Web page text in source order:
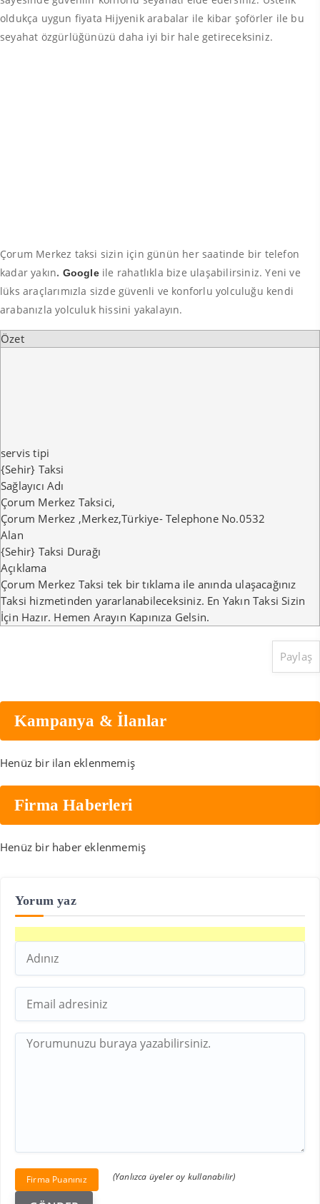
oldukça uygun fiyata Hijyenik arabalar ile kibar şoförler ile bu
seyahat özgürlüğünüzü daha iyi bir hale getireceksiniz.
Çorum Merkez taksi sizin için günün her saatinde bir telefon
kadar yakın. Google ile rahatlıkla bize ulaşabilirsiniz. Yeni ve
lüks araçlarımızla sizde güvenli ve konforlu yolculuğu kendi
arabanızla yolculuk hissini yakalayın.
Özet
servis tipi
{Sehir} Taksi
Sağlayıcı Adı
Çorum Merkez Taksici,
Çorum Merkez ,Merkez,Türkiye-Telephone No.0532
Alan
{Sehir} Taksi Durağı
Açıklama
Çorum Merkez Taksi tek bir tıklama ile anında ulaşacağınız
Taksi hizmetinden yararlanabileceksiniz. En Yakın Taksi Sizin
İçin Hazır. Hemen Arayın Kapınıza Gelsin.
Paylaş
Kampanya & İlanlar
Henüz bir ilan eklenmemiş
Firma Haberleri
Henüz bir haber eklenmemiş
Yorum yaz
Firma Puanınız (Yanlızca üyeler oy kullanabilir)